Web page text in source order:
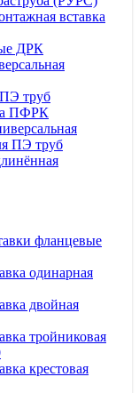
вставка
ДРК
труб
ПФРК
ПЭ труб
фланцевые
одинарная
двойная
тройниковая
крестовая